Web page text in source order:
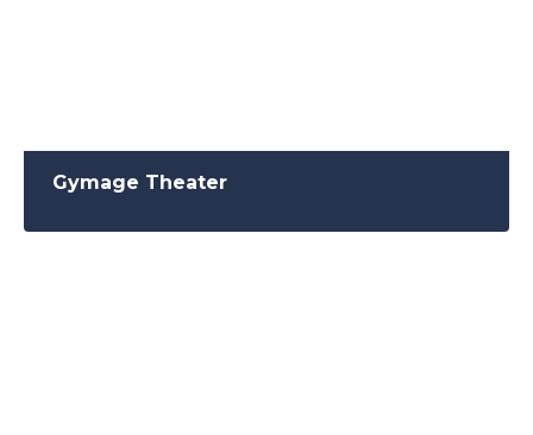
Gymage Theater